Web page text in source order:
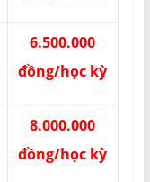
6.500.000
đồng/học kỳ
8.000.000
đồng/học kỳ